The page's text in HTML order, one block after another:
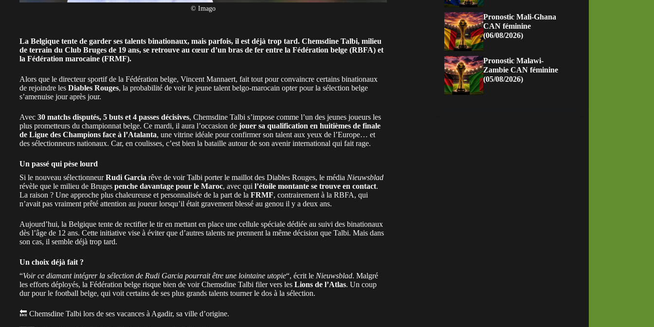
© Imago
La Belgique tente de garder ses talents binationaux, mais parfois, il est déjà trop tard. Chemsdine Talbi, milieu
de terrain du Club Bruges de 19 ans, se retrouve au cœur d’un bras de fer entre la Fédération belge (RBFA) et
la Fédération marocaine (FRMF).
Alors que le directeur sportif de la Fédération belge, Vincent Mannaert, fait tout pour convaincre certains binationaux
de rejoindre les Diables Rouges, la probabilité de voir le jeune talent belgo-marocain opter pour la sélection belge
s’amenuise jour après jour.
Avec 30 matchs disputés, 5 buts et 4 passes décisives, Chemsdine Talbi s’impose comme l’un des jeunes joueurs les
plus prometteurs du championnat belge. Ce mardi, il aura l’occasion de jouer sa qualification en huitièmes de finale
de Ligue des Champions face à l’Atalanta, une vitrine idéale pour confirmer son talent aux yeux de l’Europe… et
des sélectionneurs nationaux. Car, en coulisses, c’est bien la bataille autour de son avenir international qui fait rage.
Un passé qui pèse lourd
Si le nouveau sélectionneurRudi Garcia rêve de voir Talbi porter le maillot des Diables Rouges, le média Nieuwsblad
révèle que le milieu de Bruges penche davantage pour le Maroc, avec qui l’étoile montante se trouve en contact.
La raison ? Une approche plus chaleureuse et personnalisée de la part de la FRMF, contrairement à la RBFA, qui
n’avait pas vraiment prêté attention au joueur lorsqu’il était gravement blessé au genou il y a deux ans.
Aujourd’hui, la Belgique tente de rectifier le tir en mettant en place une cellule spéciale dédiée au suivi des binationaux
dès l’âge de 12 ans. Cette initiative vise à éviter que d’autres talents ne prennent la même décision que Talbi. Mais dans
son cas, il semble déjà trop tard.
Un choix déjà fait ?
“Voir ce diamant intégrer la sélection de Rudi Garcia pourrait être une lointaine utopie“, écrit le Nieuwsblad. Malgré
les efforts déployés, la Fédération belge risque bien de voir Chemsdine Talbi filer vers les Lions de l’Atlas. Un coup
dur pour le football belge, qui voit certains de ses plus grands talents tourner le dos à la sélection.
🔙 Chemsdine Talbi lors de ses vacances à Agadir, sa ville d’origine.
Pronostic Mali-Ghana
CAN féminine
(06/08/2026)
Pronostic Malawi-
Zambie CAN féminine
(05/08/2026)